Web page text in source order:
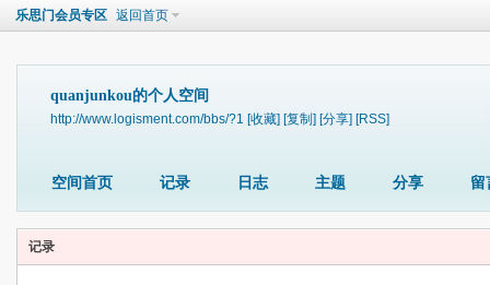
乐思门会员专区 返回首页
quanjunkou的个人空间
http://www.logisment.com/bbs/?1 [收藏] [复制] [分享] [RSS]
空间首页 记录 日志 主题 分享 留
记录